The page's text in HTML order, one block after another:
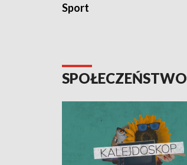
Sport
SPOŁECZEŃSTWO